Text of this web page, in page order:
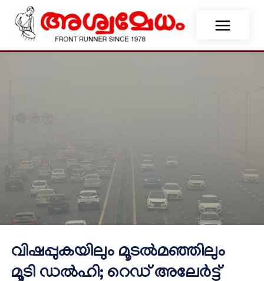
വിഷപ്പുകയിലും മൂടൽമഞ്ഞിലും
മൂടി ഡൽഹി; റെഡ് അലേർട്ട്